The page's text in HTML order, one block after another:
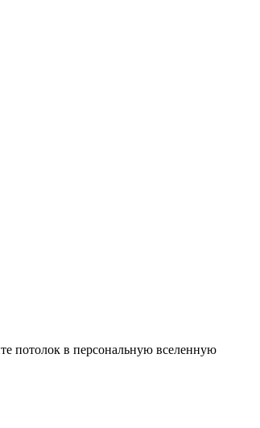
потолок в персональную вселенную